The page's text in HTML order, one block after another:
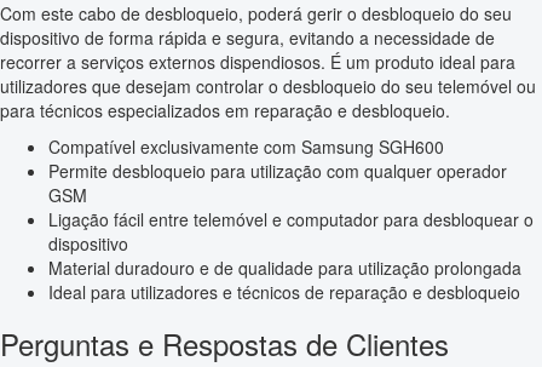
Com este cabo de desbloqueio, poderá gerir o desbloqueio do seu
dispositivo de forma rápida e segura, evitando a necessidade de
recorrer a serviços externos dispendiosos. É um produto ideal para
utilizadores que desejam controlar o desbloqueio do seu telemóvel ou
para técnicos especializados em reparação e desbloqueio.
Compatível exclusivamente com Samsung SGH600
Permite desbloqueio para utilização com qualquer operador
GSM
Ligação fácil entre telemóvel e computador para desbloquear o
dispositivo
Material duradouro e de qualidade para utilização prolongada
Ideal para utilizadores e técnicos de reparação e desbloqueio
Perguntas e Respostas de Clientes